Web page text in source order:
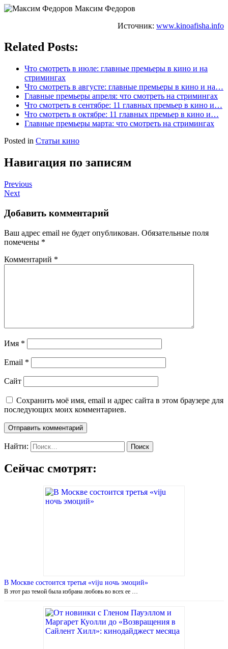
Максим Федоров
Источник: www.kinoafisha.info
Related Posts:
Что смотреть в июле: главные премьеры в кино и на
стримингах
Что смотреть в августе: главные премьеры в кино и на…
Главные премьеры апреля: что смотреть на стримингах
Что смотреть в сентябре: 11 главных премьер в кино и…
Что смотреть в октябре: 11 главных премьер в кино и…
Главные премьеры марта: что смотреть на стримингах
Posted in Статьи кино
Навигация по записям
Previous
Next
Добавить комментарий
Ваш адрес email не будет опубликован. Обязательные поля
помечены *
Комментарий *
Имя *
Email *
Сайт
Сохранить моё имя, email и адрес сайта в этом браузере для
последующих моих комментариев.
Найти:
Сейчас смотрят:
В Москве состоится третья «viju ночь эмоций»
В этот раз темой была избрана любовь во всех ее …